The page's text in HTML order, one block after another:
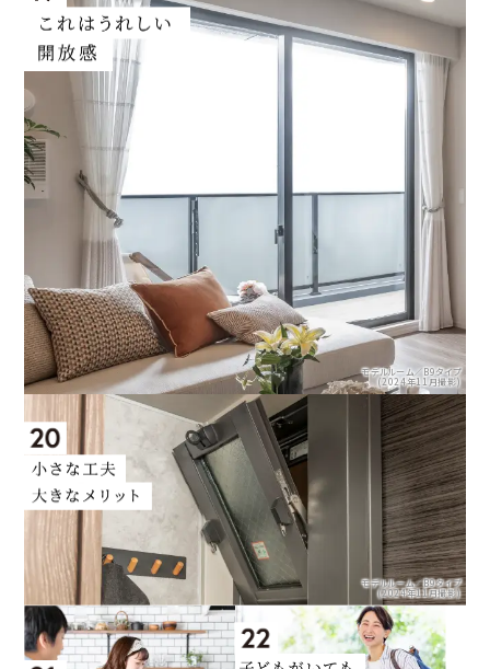
モデルルーム／B9タイプ
(2024年11月撮影)
モデルルーム／B9タイプ
(2024年11月撮影)